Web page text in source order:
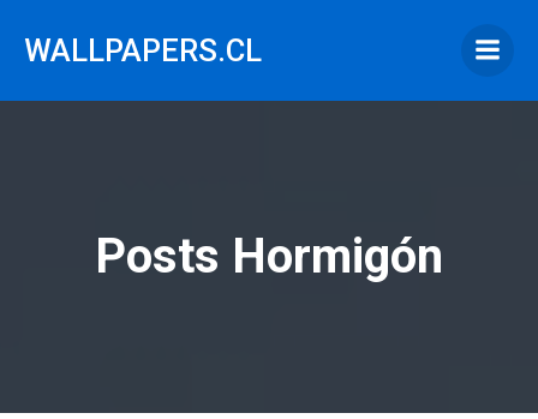
WALLPAPERS.CL
Posts Hormigón